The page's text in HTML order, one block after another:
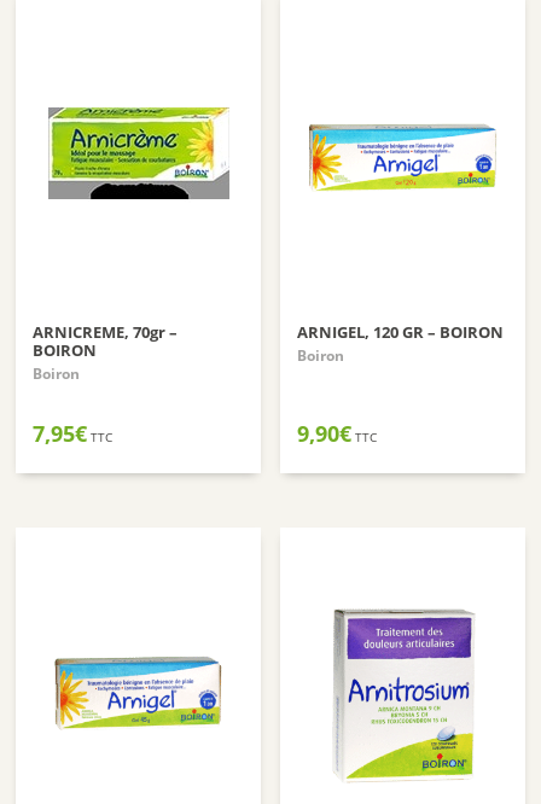
ARNICREME, 70gr –
BOIRON
Boiron
7,95€ TTC
ARNIGEL, 120 GR – BOIRON
Boiron
9,90€ TTC